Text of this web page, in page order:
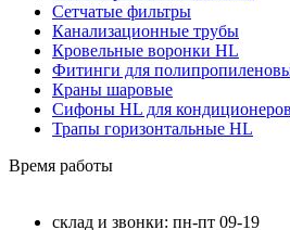
Сетчатые фильтры
Канализационные трубы
Кровельные воронки HL
Фитинги для
Краны шаровые
Сифоны HL для кондиционеров
Трапы горизонтальные HL
Время работы
склад и звонки: пн-пт 09-19